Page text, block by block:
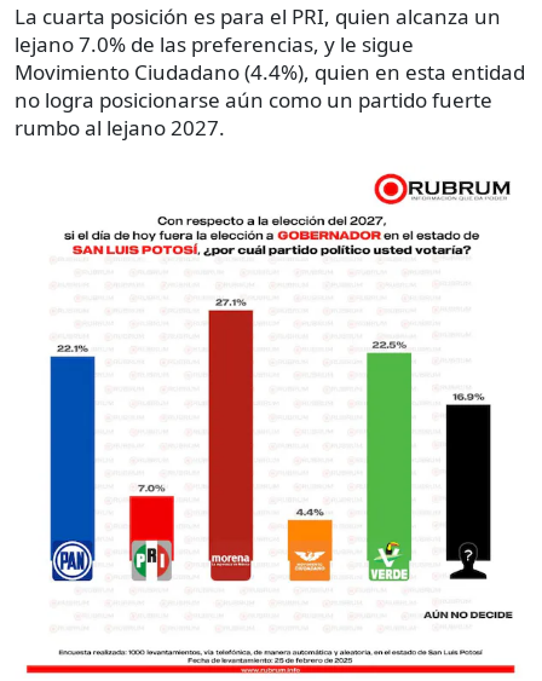
La cuarta posición es para el PRI, quien alcanza un
lejano 7.0% de las preferencias, y le sigue
Movimiento Ciudadano (4.4%), quien en esta entidad
no logra posicionarse aún como un partido fuerte
rumbo al lejano 2027.